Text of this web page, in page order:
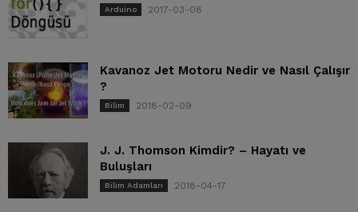
Arduino 2017-03-08
Kavanoz Jet Motoru Nedir ve Nasıl Çalışır
?
Bilim 2018-02-09
J. J. Thomson Kimdir? – Hayatı ve
Buluşları
Bilim Adamları 2018-04-17